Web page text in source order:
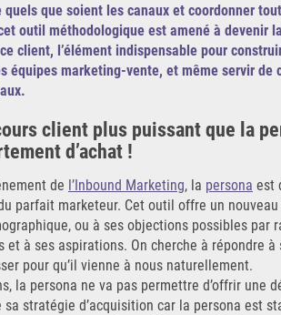
quels que soient les canaux et coordonner
outil méthodologique est amené à devenir
client, l’élément indispensable pour
équipes marketing-vente, et même servir de
client plus puissant que la
d’achat !
de l’Inbound Marketing, la persona est
parfait marketeur. Cet outil offre un
ou à ses objections possibles par
et à ses aspirations. On cherche à répondre
pour qu’il vienne à nous naturellement.
la persona ne va pas permettre d’offrir une
sa stratégie d’acquisition car la persona est